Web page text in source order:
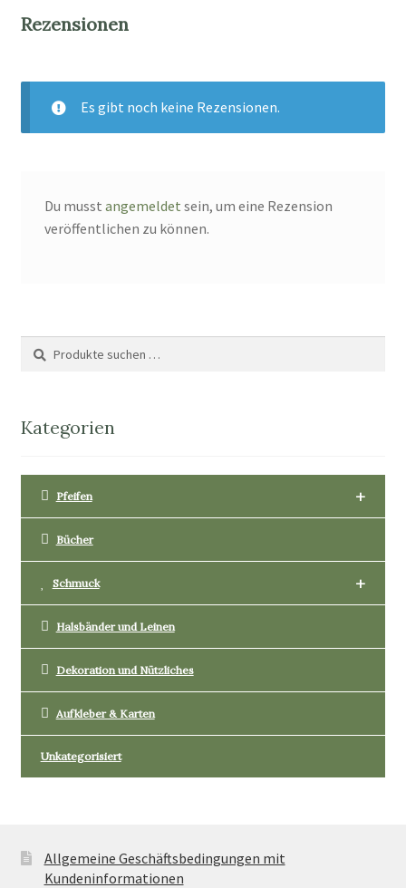
Rezensionen
Es gibt noch keine Rezensionen.
Du musst angemeldet sein, um eine Rezension
veröffentlichen zu können.
Suche
nach:
Suchen
Kategorien
+
Pfeifen
Bücher
+
Schmuck
Halsbänder und Leinen
Dekoration und Nützliches
Aufkleber & Karten
Unkategorisiert
Allgemeine Geschäftsbedingungen mit
Kundeninformationen